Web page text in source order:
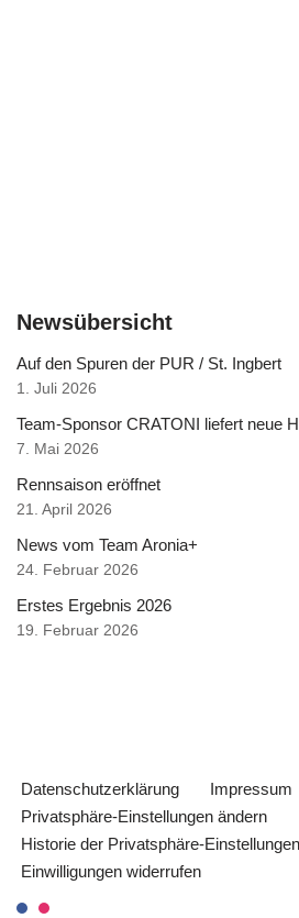
Newsübersicht
Auf den Spuren der PUR / St. Ingbert
1. Juli 2026
Team-Sponsor CRATONI liefert neue
7. Mai 2026
Rennsaison eröffnet
21. April 2026
News vom Team Aronia+
24. Februar 2026
Erstes Ergebnis 2026
19. Februar 2026
Datenschutzerklärung
Impressum
Privatsphäre-Einstellungen ändern
Historie der Privatsphäre-Einstellungen
Einwilligungen widerrufen